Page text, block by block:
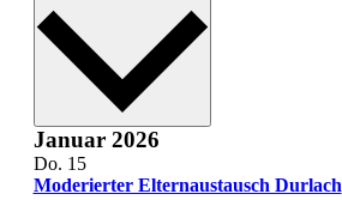
Januar 2026
Do. 15
Moderierter Elternaustausch Durlach